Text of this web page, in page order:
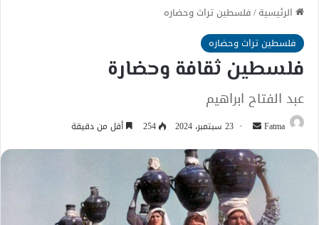
الرئيسية/فلسطين تراث وحضاره
فلسطين تراث وحضاره
فلسطين ثقافة وحضارة
عبد الفتاح ابراهيم
Fatma
أرسل
إلكترونيا
23 سبتمبر، 2024 254 أقل من دقيقة